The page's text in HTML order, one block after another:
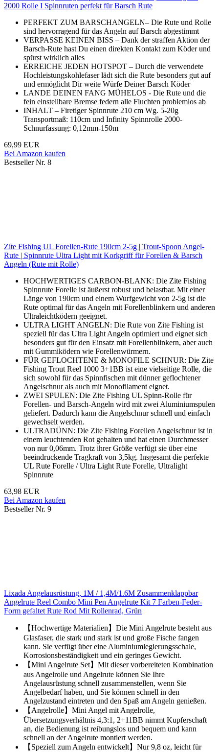
2000 Rolle I Spinnruten perfekt für Barsch Rute
PERFEKT ZUM BARSCHANGELN– Die Rute und Rolle
sind hervorragend für das Angeln auf Barsch abgestimmt
VERPASSE KEINEN BISS – Dank der straffen Aktion der
Barsch-Rute hast Du einen direkten Kontakt zum Köder und
spürst wirklich alles
ERREICHE JEDEN HOTSPOT – Durch die verwendete
Hochleistungskohlefaser lädt sich die Rute besonders gut auf
und ermöglicht Dir weite Würfe Deiner Barsch Köder
LANDE DEINEN FANG MÜHELOS - Die Rute und die
fein einstellbare Bremse federn alle Fluchten problemlos ab
INHALT – Firetiger Spinnrute 210 cm Wg. 5-20g
Transportmaß: 110cm und Infinity Spinnrolle 2000-
Schnurfassung: 0,12mm-150m
69,99 EUR
Bei Amazon kaufen
Bestseller Nr. 8
Zite Fishing UL Forellen-Rute 190cm 2-5g | Trout-Spoon Angel-
Rute | Spinnrute Ultra Light mit Korkgriff für Forellen & Barsch
Angeln (Rute mit Rolle)
HOCHWERTIGES CARBON-BLANK: Die Zite Fishing
Spinnrute Forelle ist äußerst robust und belastbar. Mit einer
Länge von 190cm und einem Wurfgewicht von 2-5g ist die
Rute optimal für das Angeln mit Forellenblinkern und anderen
Ultraleichtködern geeignet.
ULTRA LIGHT ANGELN: Die Rute von Zite Fishing ist
speziell für das Ultra Light Angeln optimiert und eignet sich
besonders gut für den Einsatz mit Forellenblinkern, aber auch
mit Gummiködern wie Forellenwürmern.
FÜR GEFLOCHTENE & MONOFILE SCHNUR: Die Zite
Fishing Trout Reel 1000 3+1BB ist eine vielseitige Rolle, die
sich sowohl für das Spinnfischen mit dünner geflochtener
Angelschnur als auch mit Monofilament eignet.
ZWEI SPULEN: Die Zite Fishing UL Spinn-Rolle für
Forellen- und Barsch-Angeln wird mit zwei Aluminiumspulen
geliefert. Dadurch kann die Angelschnur schnell und einfach
gewechselt werden.
ULTRADÜNN: Die Zite Fishing Forellen Angelschnur ist in
einem leuchtenden Rot gehalten und hat einen Durchmesser
von nur 0,06mm. Trotz ihrer Größe verfügt sie über eine
beeindruckende Tragkraft von 3,5kg. Insgesamt die perfekte
UL Rute Forelle / Ultra Light Rute Forelle, Ultralight
Spinnrute
63,98 EUR
Bei Amazon kaufen
Bestseller Nr. 9
Lixada Angelausrüstung, 1M / 1,4M/1.6M Zusammenklappbar
Angelrute Reel Combo Mini Pen Angelrute Kit 7 Farben-Feder-
Form gefaltet Rute Rod Mit Rollenrad, Grün
【Hochwertige Materialien】Die Mini Angelrute besteht aus
Glasfaser, die stark und stark ist und große Fische fangen
kann. Sie verfügt über eine Aluminiumlegierungsschale,
Korrosionsbeständigkeit und ein geringes Gewicht.
【Mini Angelrute Set】Mit dieser vorbereiteten Kombination
aus Angelrolle und Angelrute können Sie Ihre
Angelausrüstung schnell zusammenstellen, wenn Sie
Angelbedarf haben, und Sie können schnell in den
Angelzustand eintreten und den Spaß am Angeln genießen.
【Angelrolle】Mini Angel mit Angelrolle,
Übersetzungsverhältnis 4,3:1, 2+11BB nimmt Kupferschaft
an, die Bedienung ist reibungslos und bequem und kann
schnell an der Angelrute montiert werden.
【Speziell zum Angeln entwickelt】Nur 9,8 oz, leicht für